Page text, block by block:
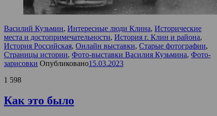
Василий Кузьмин, Интересные люди Клина, Исторические
места и достопримечательности, История г. Клин и района,
История Российская, Онлайн выставки, Старые фотографии,
Страницы истории, Фото-выставки Василия Кузьмина, Фото-
зарисовки Опубликовано15.03.2023
1 598
Как это было